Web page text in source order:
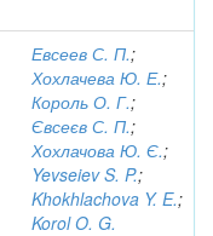
Евсеев С. П.;
Хохлачева Ю. Е.;
Король О. Г.;
Євсеєв С. П.;
Хохлачова Ю. Є.;
Yevseiev S. P.;
Khokhlachova Y. E.;
Korol O. G.